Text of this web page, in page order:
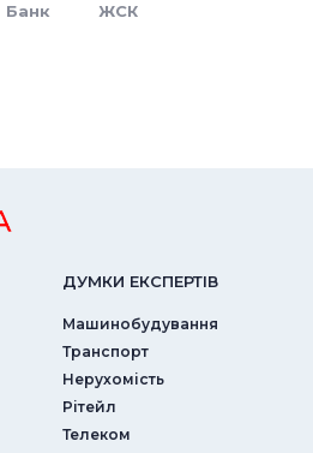
Банк ЖСК
ДУМКИ ЕКСПЕРТIВ
Машинобудування
Транспорт
Нерухомість
Рітейл
Телеком